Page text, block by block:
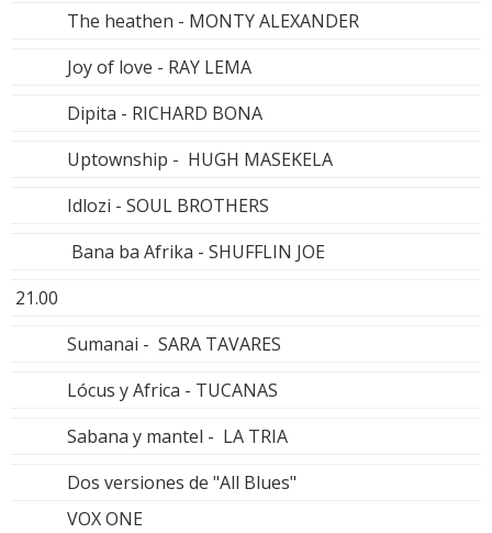
The heathen - MONTY ALEXANDER
Joy of love - RAY LEMA
Dipita - RICHARD BONA
Uptownship - HUGH MASEKELA
Idlozi - SOUL BROTHERS
Bana ba Afrika - SHUFFLIN JOE
21.00
Sumanai - SARA TAVARES
Lócus y Africa - TUCANAS
Sabana y mantel - LA TRIA
Dos versiones de "All Blues"
VOX ONE